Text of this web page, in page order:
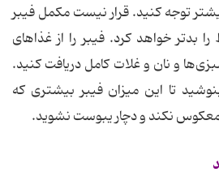
توجه کنید. قرار نیست مکمل فیبر
خواهد کرد. فیبر را از غذاهای
و نان و غلات کامل دریافت کنید.
تا این میزان فیبر بیشتری که
نکند و دچار یبوست نشوید.